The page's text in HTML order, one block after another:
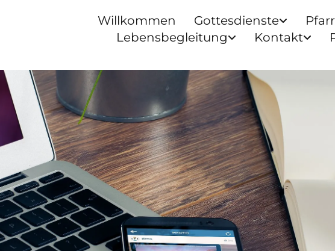
Willkommen Gottesdienste
Lebensbegleitung
Kontakt